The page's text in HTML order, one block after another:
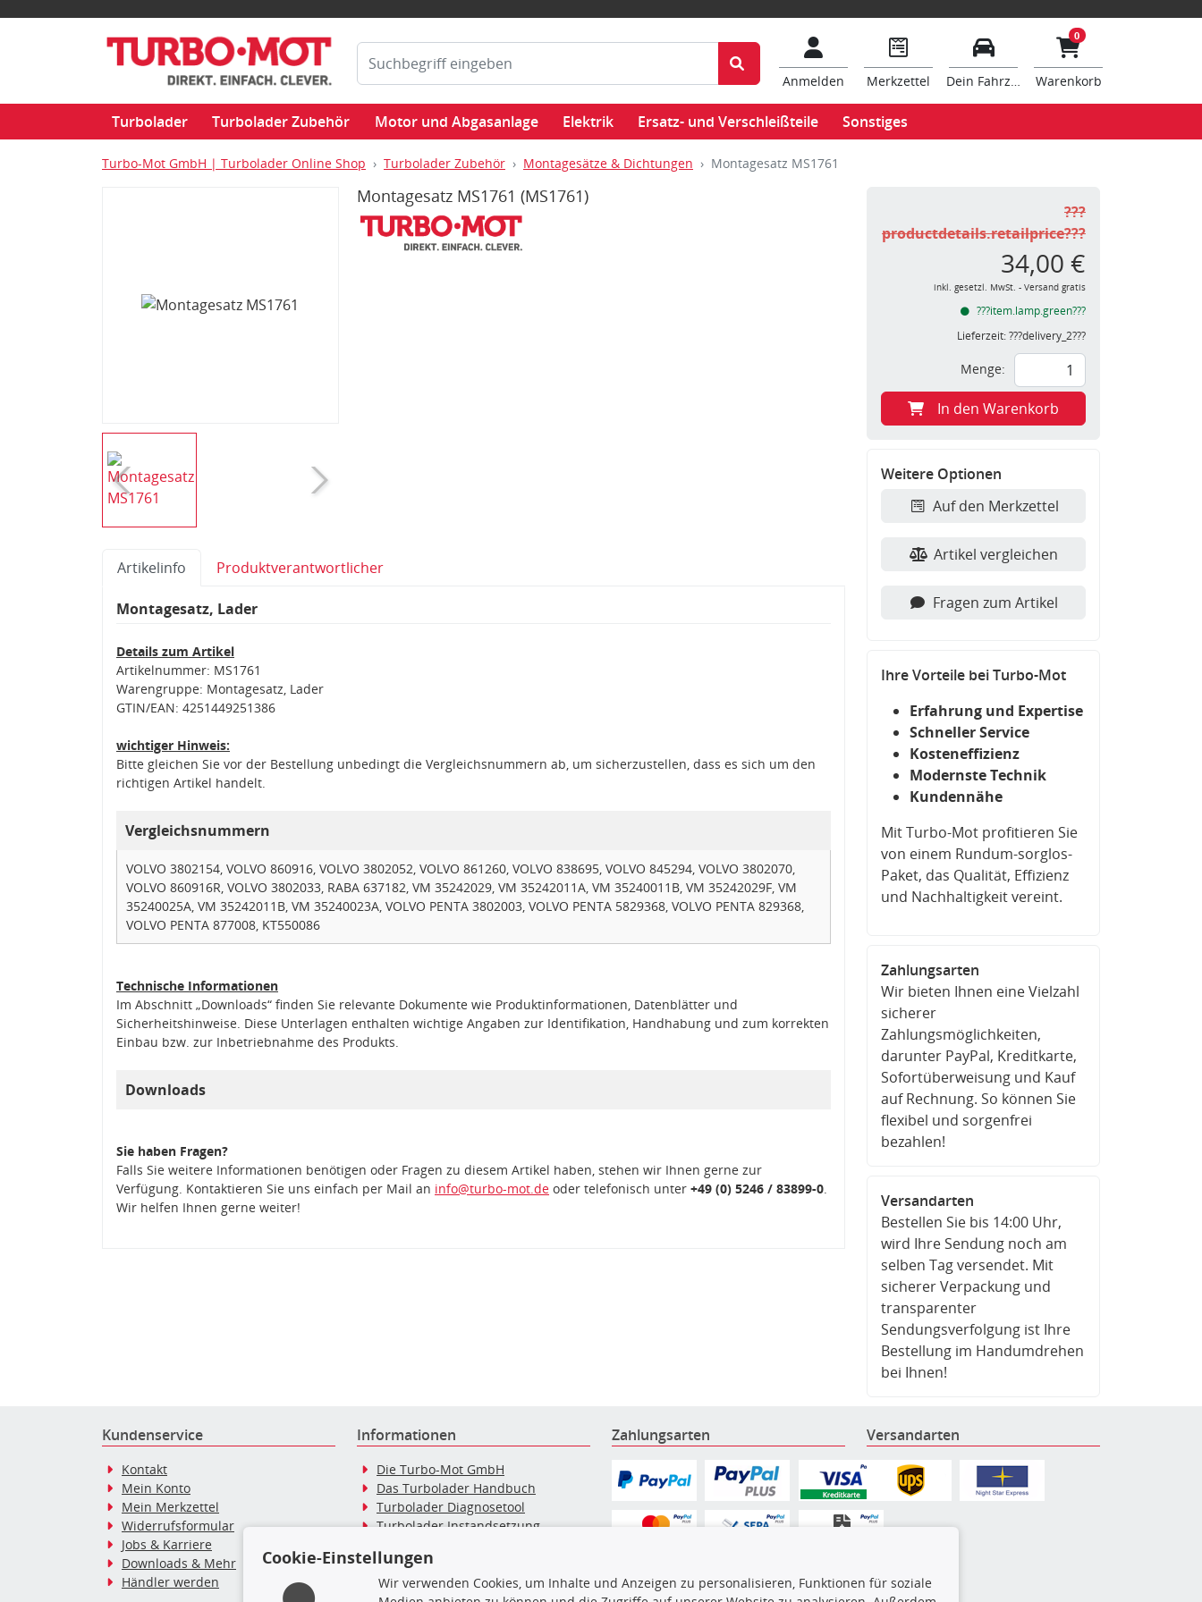
Anmelden Merkzettel Dein Fahrzeug
0
Warenkorb
Turbolader Turbolader Zubehör Motor und Abgasanlage Elektrik Ersatz- und Verschleißteile Sonstiges
Turbo-Mot GmbH | Turbolader Online Shop Turbolader Zubehör Montagesätze & Dichtungen Montagesatz MS1761
Montagesatz MS1761 (MS1761)
Artikelinfo Produktverantwortlicher
Montagesatz, Lader
Details zum Artikel
Artikelnummer: MS1761
Warengruppe: Montagesatz, Lader
GTIN/EAN: 4251449251386
wichtiger Hinweis:
Bitte gleichen Sie vor der Bestellung unbedingt die Vergleichsnummern ab, um sicherzustellen, dass es sich um den
richtigen Artikel handelt.
Vergleichsnummern
VOLVO 3802154, VOLVO 860916, VOLVO 3802052, VOLVO 861260, VOLVO 838695, VOLVO 845294, VOLVO 3802070,
VOLVO 860916R, VOLVO 3802033, RABA 637182, VM 35242029, VM 35242011A, VM 35240011B, VM 35242029F, VM
35240025A, VM 35242011B, VM 35240023A, VOLVO PENTA 3802003, VOLVO PENTA 5829368, VOLVO PENTA 829368,
VOLVO PENTA 877008, KT550086
Technische Informationen
Im Abschnitt „Downloads“ finden Sie relevante Dokumente wie Produktinformationen, Datenblätter und
Sicherheitshinweise. Diese Unterlagen enthalten wichtige Angaben zur Identifikation, Handhabung und zum korrekten
Einbau bzw. zur Inbetriebnahme des Produkts.
Downloads
Sie haben Fragen?
Falls Sie weitere Informationen benötigen oder Fragen zu diesem Artikel haben, stehen wir Ihnen gerne zur
Verfügung. Kontaktieren Sie uns einfach per Mail an info@turbo-mot.de oder telefonisch unter +49 (0) 5246 / 83899-0.
Wir helfen Ihnen gerne weiter!
???
productdetails.retailprice???
34,00 €
inkl. gesetzl. MwSt. - Versand gratis
???item.lamp.green???
Lieferzeit:???delivery_2???
Menge:
In den Warenkorb
Weitere Optionen
Auf den Merkzettel
Artikel vergleichen
Fragen zum Artikel
Ihre Vorteile bei Turbo-Mot
Erfahrung und Expertise
Schneller Service
Kosteneffizienz
Modernste Technik
Kundennähe
Mit Turbo-Mot profitieren Sie
von einem Rundum-sorglos-
Paket, das Qualität, Effizienz
und Nachhaltigkeit vereint.
Zahlungsarten
Wir bieten Ihnen eine Vielzahl
sicherer
Zahlungsmöglichkeiten,
darunter PayPal, Kreditkarte,
Sofortüberweisung und Kauf
auf Rechnung. So können Sie
flexibel und sorgenfrei
bezahlen!
Versandarten
Bestellen Sie bis 14:00 Uhr,
wird Ihre Sendung noch am
selben Tag versendet. Mit
sicherer Verpackung und
transparenter
Sendungsverfolgung ist Ihre
Bestellung im Handumdrehen
bei Ihnen!
Kundenservice
Kontakt
Mein Konto
Mein Merkzettel
Widerrufsformular
Jobs & Karriere
Downloads & Mehr
Händler werden
Informationen
Die Turbo-Mot GmbH
Das Turbolader Handbuch
Turbolader Diagnosetool
Turbolader Instandsetzung
Blog: Werkstattinformationen
Turbolader Hersteller
Zahlungsarten Versandarten
Cookie-Einstellungen
Wir verwenden Cookies, um Inhalte und Anzeigen zu personalisieren, Funktionen für soziale